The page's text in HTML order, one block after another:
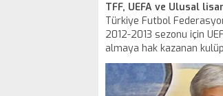
TFF, UEFA ve Ulusal
Türkiye Futbol
2012-2013 sezonu için
almaya hak kazanan